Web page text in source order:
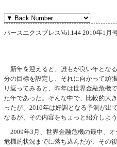
パースエクスプレスVol.144 2010年1月
新年を迎えると、誰もが良い年とな
分の目標を設定し、それに向かって頑
り返ってみると、昨年は世界金融危機
た年であった。そんな中で、比較的大
ったが、2010年は好調となる予測が出
なるが、その内容をちょっと紹介しよ
2009年3月、世界金融危機の最中、オ
危機的状況までに落ち込んだが、その